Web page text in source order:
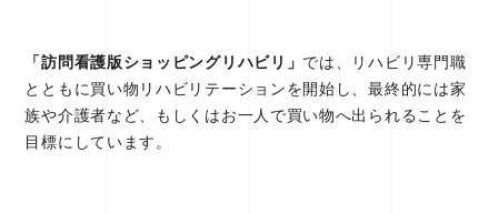
「訪問看護版ショッピングリハビリ」 では、リハビリ専門職
とともに買い物リハビリテーションを開始し、最終的には家
族や介護者など、もしくはお一人で買い物へ出られることを
目標にしています。